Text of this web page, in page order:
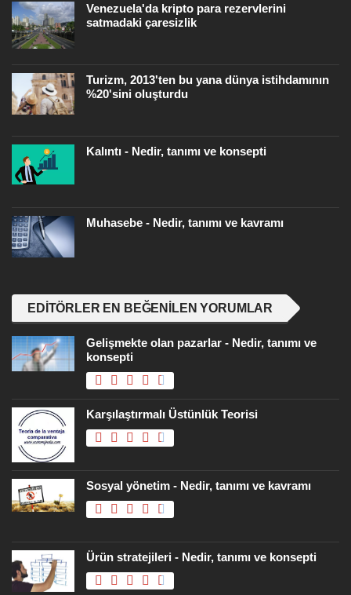
Venezuela'da kripto para rezervlerini
satmadaki çaresizlik
Turizm, 2013'ten bu yana dünya istihdamının
%20'sini oluşturdu
Kalıntı - Nedir, tanımı ve konsepti
Muhasebe - Nedir, tanımı ve kavramı
EDITÖRLER EN BEĞENILEN YORUMLAR
Gelişmekte olan pazarlar - Nedir, tanımı ve
konsepti
Karşılaştırmalı Üstünlük Teorisi
Sosyal yönetim - Nedir, tanımı ve kavramı
Ürün stratejileri - Nedir, tanımı ve konsepti